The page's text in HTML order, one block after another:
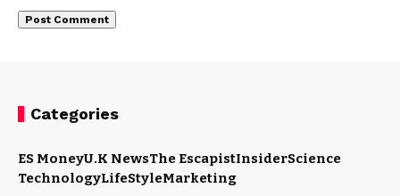
Categories
ES MoneyU.K NewsThe EscapistInsiderScience
TechnologyLifeStyleMarketing